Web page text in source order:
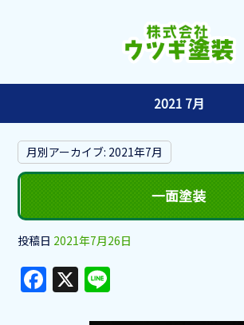
2021 7月
月別アーカイブ: 2021年7月
一面塗装
投稿日 2021年7月26日
F
a
X